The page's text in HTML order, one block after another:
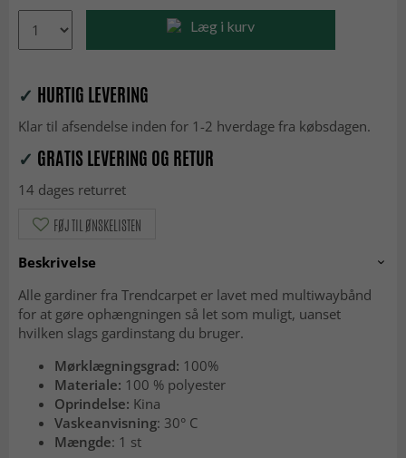
Læg i kurv
✓ HURTIG LEVERING
Klar til afsendelse inden for 1-2 hverdage fra købsdagen.
✓ GRATIS LEVERING OG RETUR
14 dages returret
FØJ TIL ØNSKELISTEN
Beskrivelse
Alle gardiner fra Trendcarpet er lavet med multiwaybånd
for at gøre ophængningen så let som muligt, uanset
hvilken slags gardinstang du bruger.
Mørklægningsgrad: 100%
Materiale: 100 % polyester
Oprindelse: Kina
Vaskeanvisning: 30° C
Mængde: 1 st